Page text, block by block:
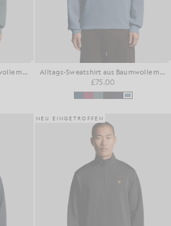
Alltags-Sweatshirt aus Baumwolle mit 1/4-Reißverschluss Alltags-Sweatshirt aus Baumwolle mit 1/4-Reißverschluss
£75.00
NEU EINGETROFFEN